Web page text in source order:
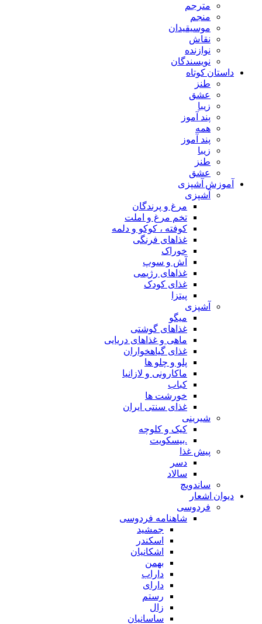
مترجم
منجم
موسیقیدان
نقاش
نوازنده
نویسندگان
داستان کوتاه
طنز
عشق
زیبا
پند آموز
همه
پند آموز
زیبا
طنز
عشق
آموزش آشپزی
آشپزی
مرغ و پرندگان
تخم مرغ و املت
کوفته ، کوکو و دلمه
غذاهای فرنگی
خوراک
آش و سوپ
غذاهای رژیمی
غذای کودک
پیتزا
آشپزی
میگو
غذاهای گوشتی
ماهی و غذاهای دریایی
غذای گیاهخواران
پلو و چلو ها
ماکارونی و لازانیا
کباب
خورشت ها
غذای سنتی ایران
شیرینی
کیک و کلوچه
.بیسکویت
پیش غذا
دسر
سالاد
ساندویچ
دیوان اشعار
فردوسی
شاهنامه فردوسی
جمشید
اسکندر
اشکانیان
بهمن
داراب
دارای
رستم
زال
ساسانیان